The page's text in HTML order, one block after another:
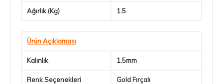
Ağırlık (Kg) 1.5
Ürün Açıklaması
Kalınlık 1.5mm
Renk Seçenekleri Gold Fırçalı